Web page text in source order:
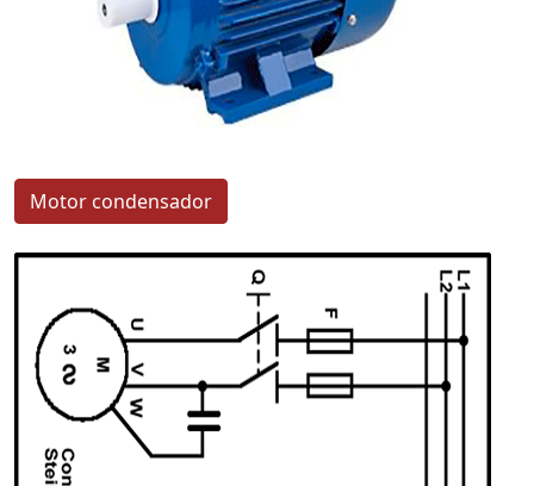
Motor condensador